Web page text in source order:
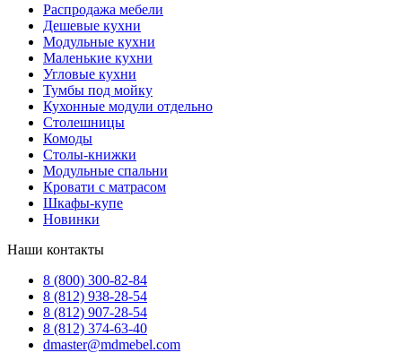
Распродажа мебели
Дешевые кухни
Модульные кухни
Маленькие кухни
Угловые кухни
Тумбы под мойку
Кухонные модули отдельно
Столешницы
Комоды
Столы-книжки
Модульные спальни
Кровати с матрасом
Шкафы-купе
Новинки
Наши контакты
8 (800) 300-82-84
8 (812) 938-28-54
8 (812) 907-28-54
8 (812) 374-63-40
dmaster@mdmebel.com